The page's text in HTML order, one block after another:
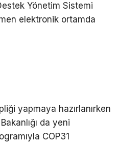
Yönetim Sistemi
elektronik ortamda
yapmaya hazırlanırken
da yeni
COP31